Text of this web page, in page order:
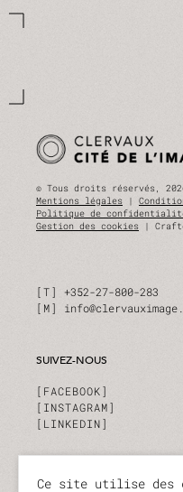
© Tous droits réservés,
Mentions légales |
Politique de
Gestion des cookies |
T
+352-27-800-283
M
SUIVEZ-NOUS
FACEBOOK
INSTAGRAM
LINKEDIN
INSCRIVEZ-VOUS À NOTRE
Ce site utilise des